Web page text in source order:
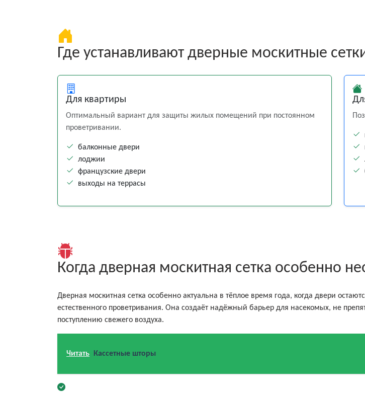
Где устанавливают дверные москитные
Для квартиры
Оптимальный вариант для защиты жилых помещений при постоянном
проветривании.
балконные двери
лоджии
французские двери
выходы на террасы
Когда дверная москитная сетка особенно
Дверная москитная сетка особенно актуальна в тёплое время года, когда двери
естественного проветривания. Она создаёт надёжный барьер для насекомых, не
поступлению свежего воздуха.
Читать Кассетные шторы